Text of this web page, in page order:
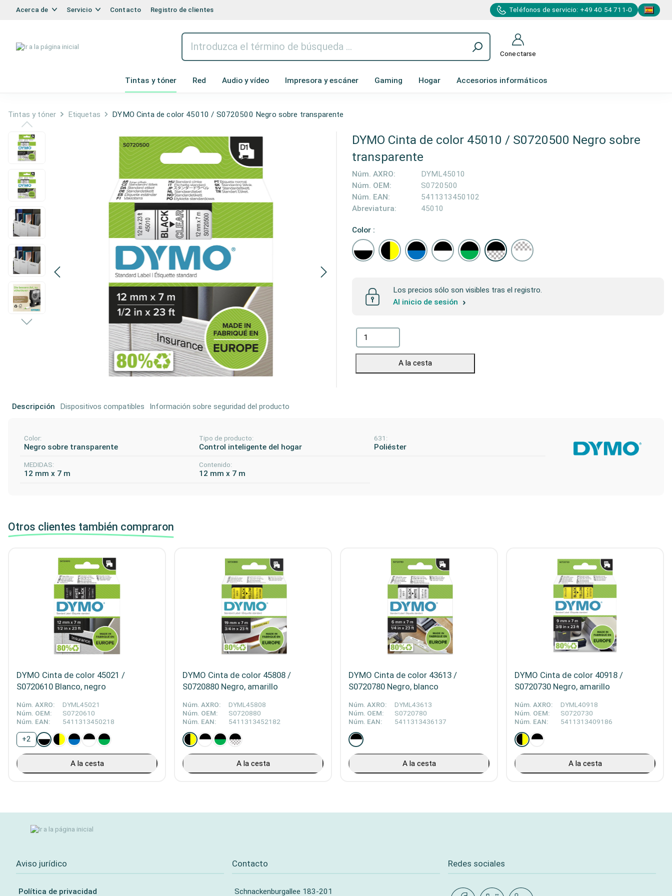
Acerca de Servicio Contacto Registro de clientes Teléfonos de servicio: +49 40 54 711-0
Conectarse
Tintas y tóner Red Audio y vídeo Impresora y escáner Gaming Hogar Accesorios informáticos
Tintas y tóner Etiquetas DYMO Cinta de color 45010 / S0720500 Negro sobre transparente
DYMO Cinta de color 45010 / S0720500 Negro sobre
transparente
Núm. AXRO:
DYML45010
Núm. OEM:
S0720500
Núm. EAN:
5411313450102
Abreviatura:
45010
Color :
Los precios sólo son visibles tras el registro.
Al inicio de sesión
A la cesta
Descripción Dispositivos compatibles Información sobre seguridad del producto
Color:
Negro sobre transparente
Tipo de producto:
Control inteligente del hogar
631:
Poliéster
MEDIDAS:
12 mm x 7 m
Contenido:
12 mm x 7 m
Otros clientes también compraron
DYMO Cinta de color 45021 /
S0720610 Blanco, negro
Núm. AXRO:
DYML45021
Núm. OEM:
S0720610
Núm. EAN:
5411313450218
+2
A la cesta
DYMO Cinta de color 45808 /
S0720880 Negro, amarillo
Núm. AXRO:
DYML45808
Núm. OEM:
S0720880
Núm. EAN:
5411313452182
A la cesta
DYMO Cinta de color 43613 /
S0720780 Negro, blanco
Núm. AXRO:
DYML43613
Núm. OEM:
S0720780
Núm. EAN:
5411313436137
A la cesta
DYMO Cinta de color 40918 /
S0720730 Negro, amarillo
Núm. AXRO:
DYML40918
Núm. OEM:
S0720730
Núm. EAN:
5411313409186
A la cesta
Aviso jurídico
Política de privacidad
Contacto
Schnackenburgallee 183-201
Redes sociales